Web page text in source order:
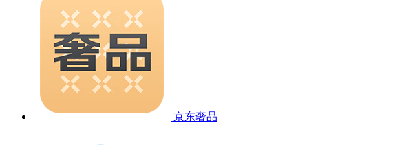
京东奢品